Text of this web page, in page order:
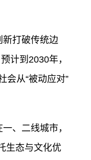
新打破传统边
计到2030年，
会从“被动应对”
、二线城市，
生态与文化优